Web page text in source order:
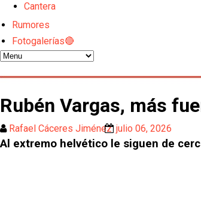
Cantera
Rumores
Fotogalerías🔴
Rubén Vargas, más
Rafael Cáceres Jiménez julio 06, 2026
Al extremo helvético le siguen de